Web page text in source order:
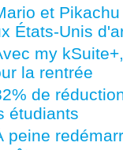
et
États-Unis
my
la rentrée
de
étudiants
peine